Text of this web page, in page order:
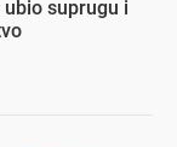
suprugu i